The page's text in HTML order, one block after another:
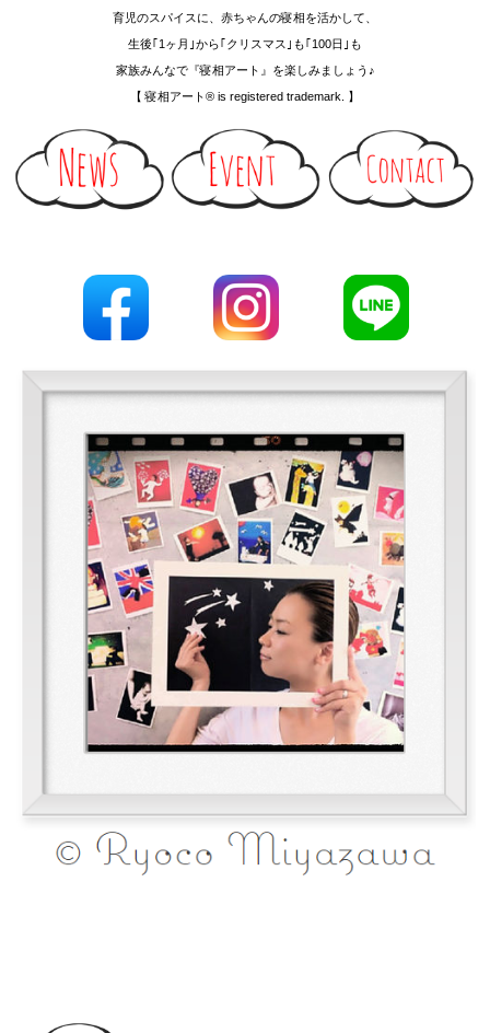
育児のスパイスに、赤ちゃんの寝相を活かして、
生後｢1ヶ月｣から｢クリスマス｣も｢100日｣も
家族みんなで『寝相アート』を楽しみましょう♪
【 寝相アート® is registered trademark. 】